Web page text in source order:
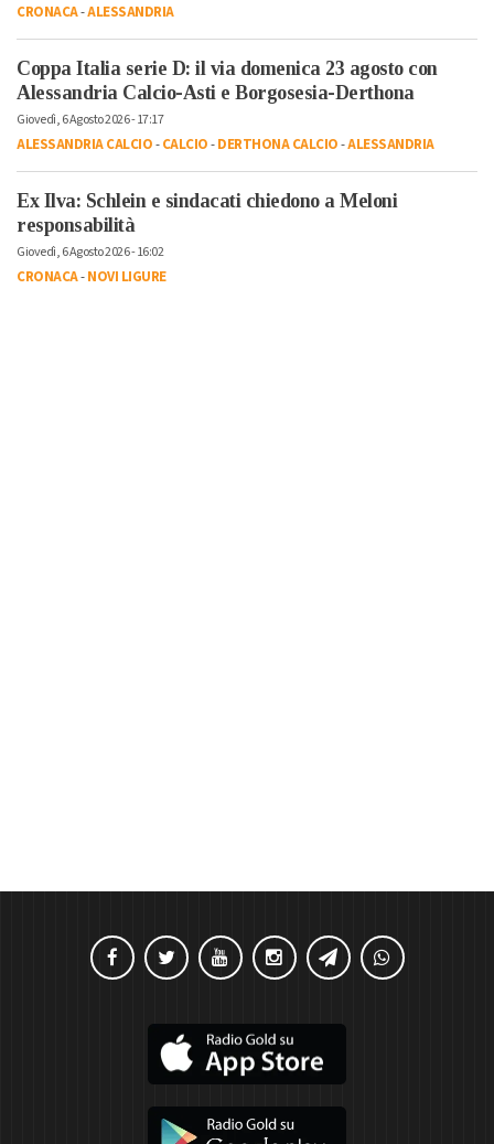
CRONACA-ALESSANDRIA
Coppa Italia serie D: il via domenica 23 agosto con
Alessandria Calcio-Asti e Borgosesia-Derthona
Giovedì, 6 Agosto 2026 - 17:17
ALESSANDRIA CALCIO-CALCIO-DERTHONA CALCIO-ALESSANDRIA
Ex Ilva: Schlein e sindacati chiedono a Meloni
responsabilità
Giovedì, 6 Agosto 2026 - 16:02
CRONACA-NOVI LIGURE